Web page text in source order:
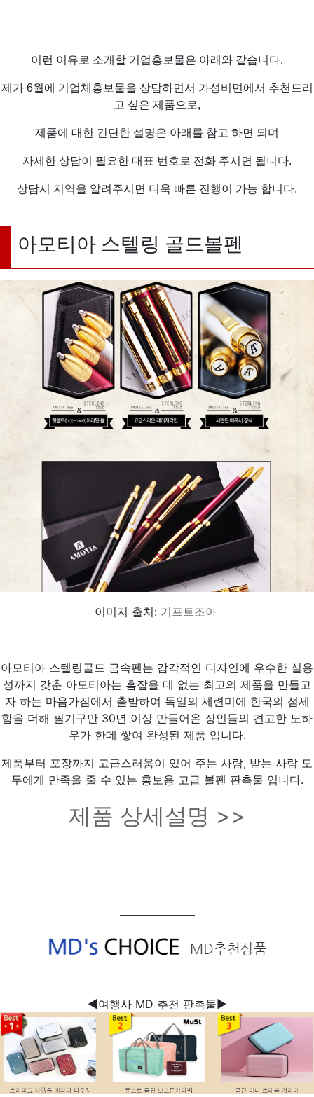
이런 이유로 소개할 기업홍보물은 아래와 같습니다.
제가 6월에 기업체홍보물을 상담하면서 가성비면에서 추천드리
고 싶은 제품으로,
제품에 대한 간단한 설명은 아래를 참고 하면 되며
자세한 상담이 필요한 대표 번호로 전화 주시면 됩니다.
상담시 지역을 알려주시면 더욱 빠른 진행이 가능 합니다.
아모티아 스텔링 골드볼펜
이미지 출처: 기프트조아
아모티아 스텔링골드 금속펜는 감각적인 디자인에 우수한 실용
성까지 갖춘 아모티아는 흠잡을 데 없는 최고의 제품을 만들고
자 하는 마음가짐에서 출발하여 독일의 세련미에 한국의 섬세
함을 더해 필기구만 30년 이상 만들어온 장인들의 견고한 노하
우가 한데 쌓여 완성된 제품 입니다.
제품부터 포장까지 고급스러움이 있어 주는 사람, 받는 사람 모
두에게 만족을 줄 수 있는 홍보용 고급 볼펜 판촉물 입니다.
제품 상세설명 >>
◀여행사 MD 추천 판촉물▶